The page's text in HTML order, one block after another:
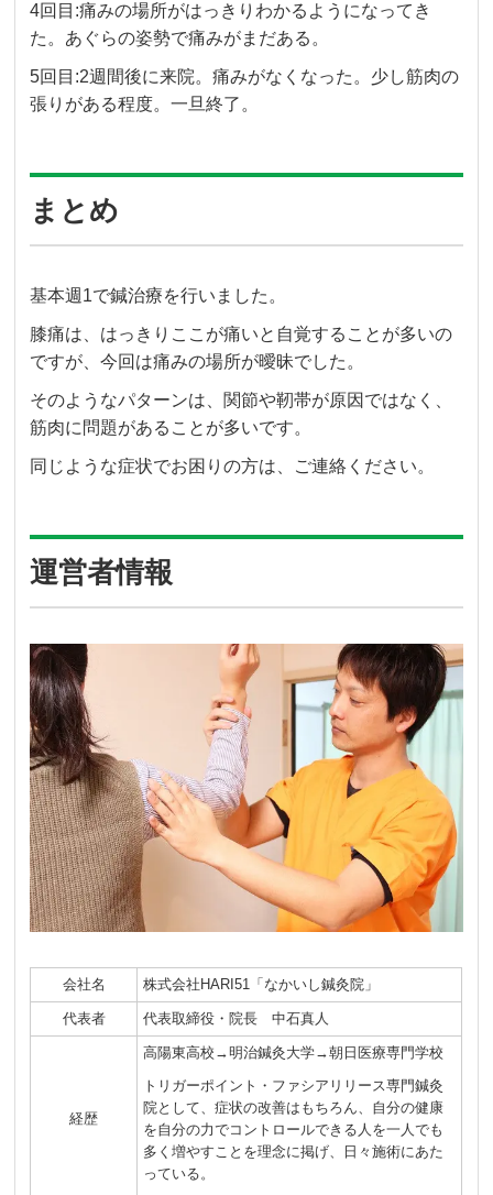
4回目:痛みの場所がはっきりわかるようになってき
た。あぐらの姿勢で痛みがまだある。
5回目:2週間後に来院。痛みがなくなった。少し筋肉の
張りがある程度。一旦終了。
まとめ
基本週1で鍼治療を行いました。
膝痛は、はっきりここが痛いと自覚することが多いの
ですが、今回は痛みの場所が曖昧でした。
そのようなパターンは、関節や靭帯が原因ではなく、
筋肉に問題があることが多いです。
同じような症状でお困りの方は、ご連絡ください。
運営者情報
会社名 株式会社HARI51「なかいし鍼灸院」
代表者 代表取締役・院長 中石真人
経歴
高陽東高校→明治鍼灸大学→朝日医療専門学校
トリガーポイント・ファシアリリース専門鍼灸
院として、症状の改善はもちろん、自分の健康
を自分の力でコントロールできる人を一人でも
多く増やすことを理念に掲げ、日々施術にあた
っている。